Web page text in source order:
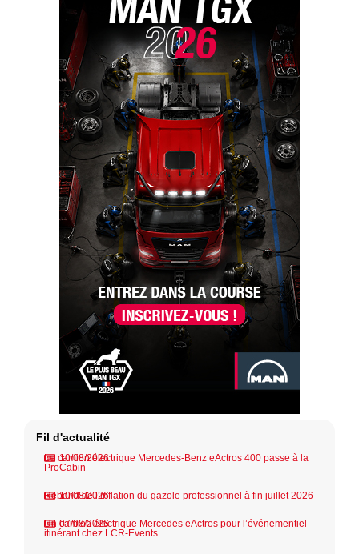
Fil d'actualité
10/08/2026
Le camion électrique Mercedes-Benz eActros 400 passe à la
ProCabin
10/08/2026
Rebond de l’inflation du gazole professionnel à fin juillet 2026
07/08/2026
Un camion électrique Mercedes eActros pour l’événementiel
itinérant chez LCR-Events